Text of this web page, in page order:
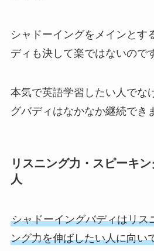
シャドーイングをメインとす
ディも決して楽ではないので
本気で英語学習したい人でな
グバディはなかなか継続でき
リスニング力・スピーキ
人
シャドーイングバディはリス
ング力を伸ばしたい人に向い